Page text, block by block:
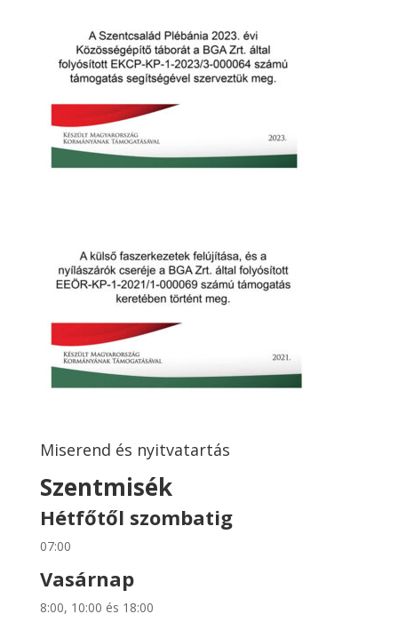
Miserend és nyitvatartás
Szentmisék
Hétfőtől szombatig
07:00
Vasárnap
8:00, 10:00 és 18:00